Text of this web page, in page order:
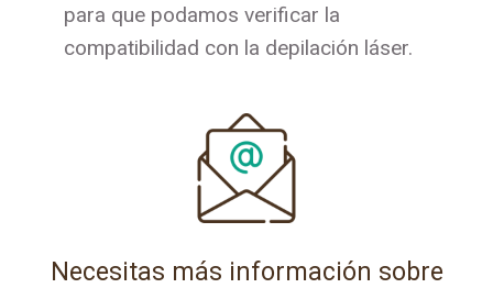
para que podamos verificar la
compatibilidad con la depilación láser.
Necesitas más información sobre